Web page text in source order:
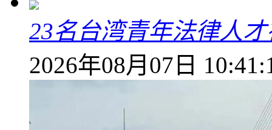
23名台湾青年法律人
2026年08月07日